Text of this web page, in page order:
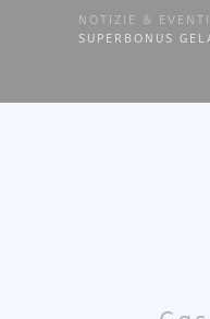
NOTIZIE & EVENTI
SUPERBONUS